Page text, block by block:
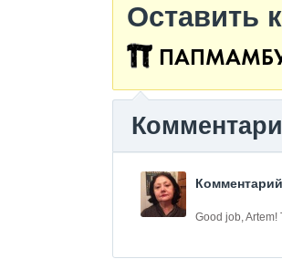
Оставить
Good job,